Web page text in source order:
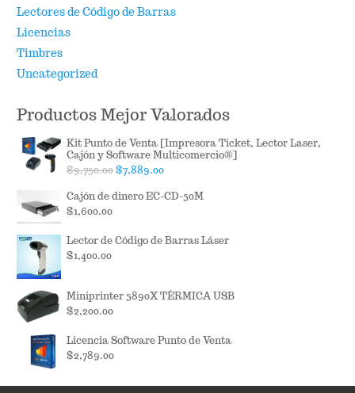
Lectores de Código de Barras
Licencias
Timbres
Uncategorized
Productos Mejor Valorados
Kit Punto de Venta [Impresora Ticket, Lector Laser,
Cajón y Software Multicomercio®]
$9,750.00Original
$7,889.00Current
Cajón de dinero EC-CD-50M
$1,600.00
Lector de Código de Barras Láser
$1,400.00
Miniprinter 5890X TÉRMICA USB
$2,200.00
Licencia Software Punto de Venta
$2,789.00